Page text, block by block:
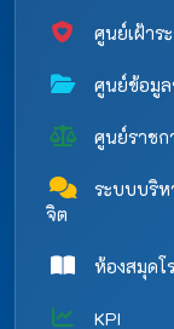
ศูนย์เฝ้าร
ศูนย์ข้อมูล
ศูนย์ราชก
ระบบบริห
จิต
ห้องสมุดโ
KPI